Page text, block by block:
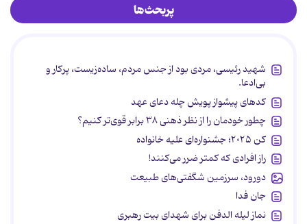
پربحث‌ها
شهید رئیسی، مردی بود از جنس مردم، ساده‌زیست، پرکار و
بی‌ادعا.
کدهای پیشواز پویش چله دعای عهد
چطور خودمان را از نظر ذهنی ۳۸ برابر قوی‌تر کنیم؟
کن ۲۰۲۵؛ جشنواره‌ای علیه خانواده
راز افرادی که کمتر ضرر می‌کنند!
دورود، سرزمین شگفتی‌های طبیعت
جان فدا
نماز لیله الدفن برای شهدای بیت رهبری